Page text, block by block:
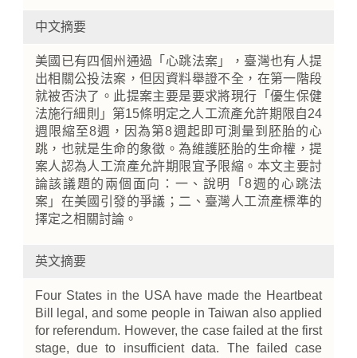
中文摘要
美國已有四個州通過「心跳法案」，臺灣也有人提
出相關公投法案，但因資料舉證不全，在第一階段
就被否決了。此提案主要是要求將現行「優生保健
法施行細則」第15條明定之人工流產允許期限自24
週限縮至8週，因為第8週起即可測量到胚胎的心
跳，也就是生命的象徵。為維護胚胎的生命權，提
案人認為人工流產允許期限宜予限縮。本文主要討
論該議題的兩個面向：一、說明「8週的心跳法
案」在美國引發的爭議；二、臺灣人工流產標準的
擇定之相關討論。
英文摘要
Four States in the USA have made the Heartbeat
Bill legal, and some people in Taiwan also applied
for referendum. However, the case failed at the first
stage, due to insufficient data. The failed case